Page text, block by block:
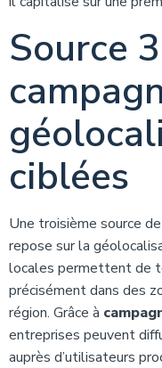
Source
ciblées
Une troisième source
repose sur la
locales permettent de
précisément dans des
région. Grâce à
entreprises peuvent
auprès d’utilisateurs